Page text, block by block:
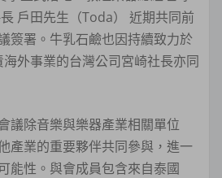
戶田先生（Toda） 近期共同前
簽署。牛乳石鹼也因持續致力於
外事業的台灣公司宮崎社長亦同
議除音樂與樂器產業相關單位
產業的重要夥伴共同參與，進一
能性。與會成員包含來自泰國